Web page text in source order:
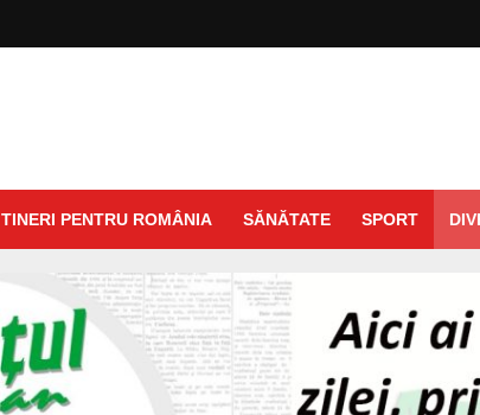
TINERI PENTRU ROMÂNIA SĂNĂTATE SPORT